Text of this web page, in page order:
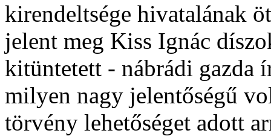
kirendeltsége hivatalának
jelent meg Kiss Ignác
kitüntetett - nábrádi gazda
milyen nagy jelentőségű
törvény lehetőséget adott